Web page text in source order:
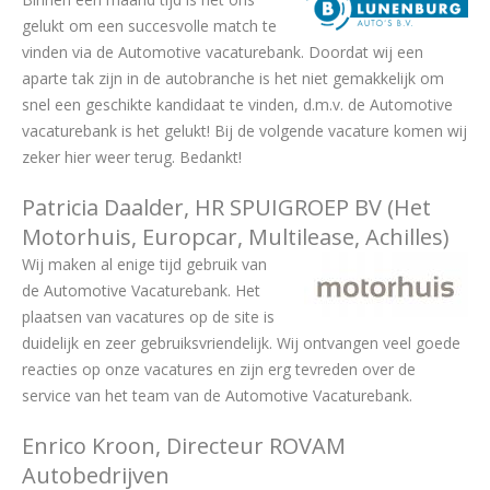
gelukt om een succesvolle match te
vinden via de Automotive vacaturebank. Doordat wij een
aparte tak zijn in de autobranche is het niet gemakkelijk om
snel een geschikte kandidaat te vinden, d.m.v. de Automotive
vacaturebank is het gelukt! Bij de volgende vacature komen wij
zeker hier weer terug. Bedankt!
Patricia Daalder, HR SPUIGROEP BV (Het
Motorhuis, Europcar, Multilease, Achilles)
Wij maken al enige tijd gebruik van
de Automotive Vacaturebank. Het
plaatsen van vacatures op de site is
duidelijk en zeer gebruiksvriendelijk. Wij ontvangen veel goede
reacties op onze vacatures en zijn erg tevreden over de
service van het team van de Automotive Vacaturebank.
Enrico Kroon, Directeur ROVAM
Autobedrijven